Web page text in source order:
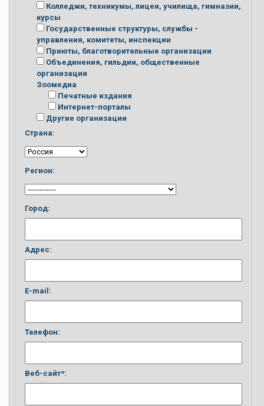
Колледжи, техникумы, лицеи, училища, гимназии,
курсы
Государственные структуры, службы -
управления, комитеты, инспекции
Приюты, благотворительные организации
Объединения, гильдии, общественные
организации
Зоомедиа
Печатные издания
Интернет-порталы
Другие организации
Страна:
Регион:
Город:
Адрес:
E-mail:
Телефон:
Веб-сайт*: